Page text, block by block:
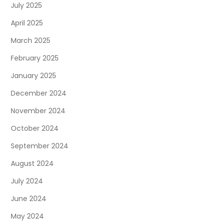
July 2025
April 2025
March 2025
February 2025
January 2025
December 2024
November 2024
October 2024
September 2024
August 2024
July 2024
June 2024
May 2024